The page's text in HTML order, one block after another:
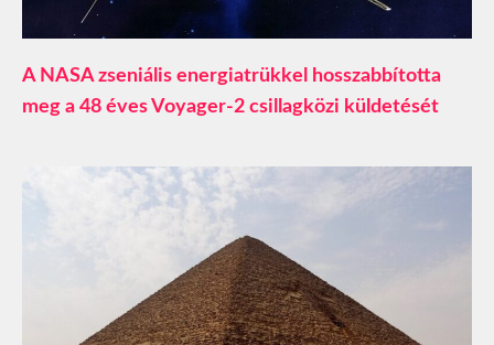
A NASA zseniális energiatrükkel hosszabbította
meg a 48 éves Voyager-2 csillagközi küldetését